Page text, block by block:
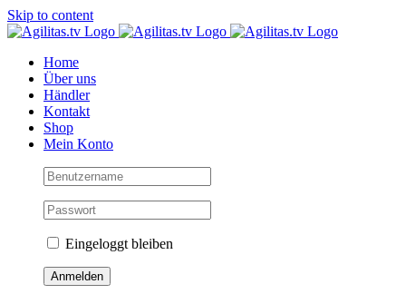
Skip to content
Home
Über uns
Händler
Kontakt
Shop
Mein Konto
Eingeloggt bleiben